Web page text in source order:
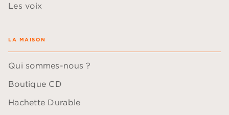
Les voix
LA MAISON
Qui sommes-nous ?
Boutique CD
Hachette Durable